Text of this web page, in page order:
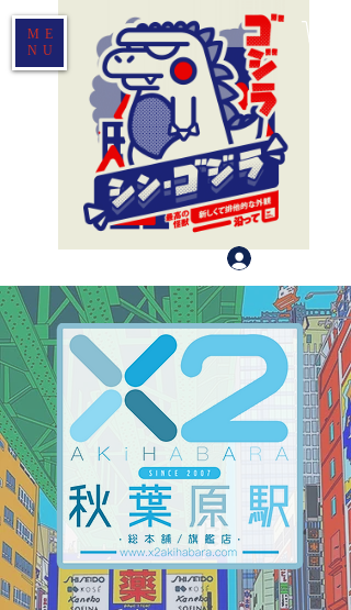
ME
NU